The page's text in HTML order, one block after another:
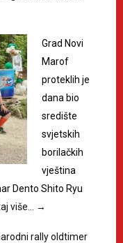
Grad Novi
Marof
proteklih je
dana bio
središte
svjetskih
borilačkih
vještina
Dento Shito Ryu
više… →
rally oldtimer